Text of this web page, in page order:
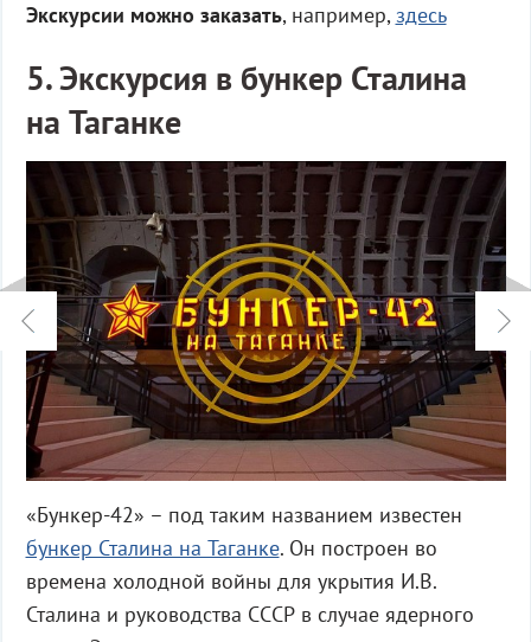
Экскурсии можно заказать, например,здесь
5. Экскурсия в бункер Сталина
на Таганке
«Бункер-42» – под таким названием известен
бункер Сталина на Таганке. Он построен во
времена холодной войны для укрытия И.В.
Сталина и руководства СССР в случае ядерного